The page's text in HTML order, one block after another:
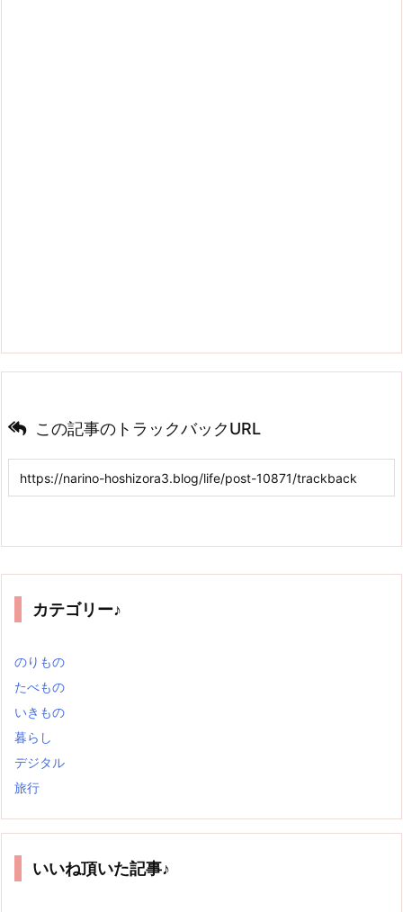
この記事のトラックバックURL
カテゴリー♪
のりもの
たべもの
いきもの
暮らし
デジタル
旅行
いいね頂いた記事♪